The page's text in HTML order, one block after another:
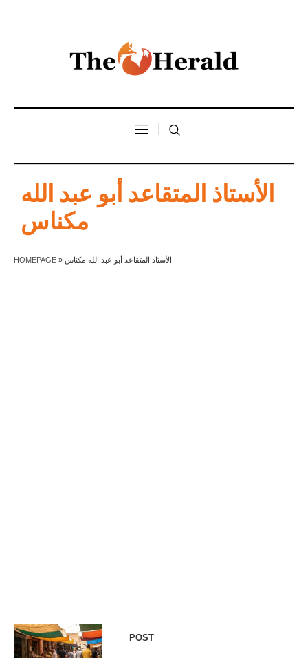
الأستاذ المتقاعد أبو عبد الله
مكناس
HOMEPAGE » الأستاذ المتقاعد أبو عبد الله مكناس
POST